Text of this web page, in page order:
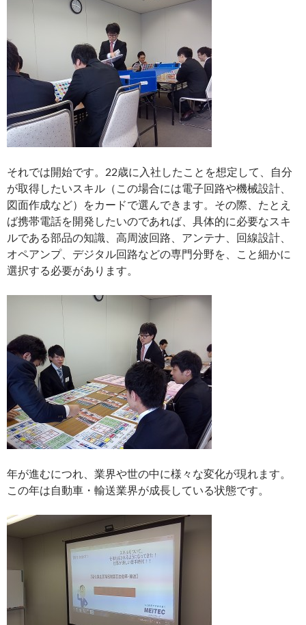
それでは開始です。22歳に入社したことを想定して、自分
が取得したいスキル（この場合には電子回路や機械設計、
図面作成など）をカードで選んできます。その際、たとえ
ば携帯電話を開発したいのであれば、具体的に必要なスキ
ルである部品の知識、高周波回路、アンテナ、回線設計、
オペアンプ、デジタル回路などの専門分野を、こと細かに
選択する必要があります。
年が進むにつれ、業界や世の中に様々な変化が現れます。
この年は自動車・輸送業界が成長している状態です。